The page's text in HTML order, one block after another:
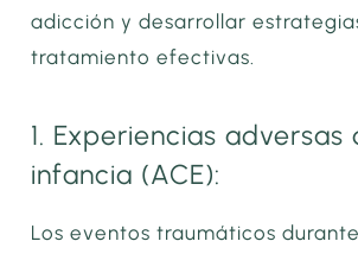
adicción y desarrollar
tratamiento efectivas.
1. Experiencias adversas
infancia (ACE):
Los eventos traumáticos